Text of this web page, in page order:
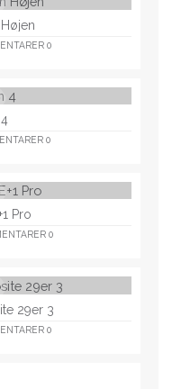
0
0
Pro
0
29er 3
0